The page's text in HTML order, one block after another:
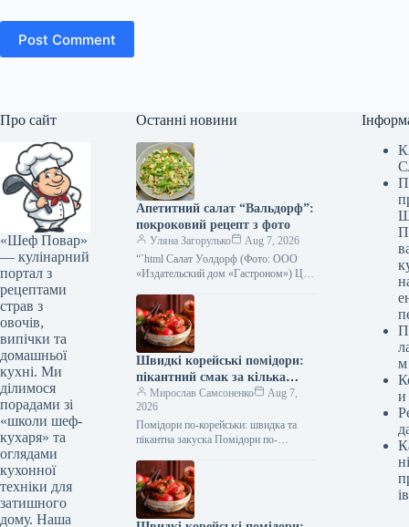
Post Comment
Про сайт
«Шеф Повар»
— кулінарний
портал з
рецептами
страв з
овочів,
випічки та
домашньої
кухні. Ми
ділимося
порадами зі
«школи шеф-
кухаря» та
оглядами
кухонної
техніки для
затишного
дому. Наша
Останні новини
Апетитний салат “Вальдорф”:
покроковий рецепт з фото
Уляна Загорулько
Aug 7, 2026
“`html Салат Уолдорф (Фото: ООО
«Издательский дом «Гастроном») Цей
справжня знахідка для тих, хто цінує
свіжість,…
Швидкі корейські помідори:
пікантний смак за кілька
хвилин, покроковий рецепт з
фото
Мирослав Самсоненко
Aug 7,
2026
Помідори по-корейськи: швидка та
пікантна закуска Помідори по-
Помідори по-корейськи – це
приголомшлива закуска, яка точно
сподобається…
м
и
ів